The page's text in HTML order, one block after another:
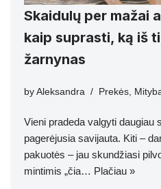
Skaidulų per mažai
kaip suprasti, ką iš
žarnynas
by Aleksandra Prekės,
Vieni pradeda valgyti daugiau
pagerėjusia savijauta. Kiti –
pakuotės – jau skundžiasi
mintimis „čia… Plačiau »